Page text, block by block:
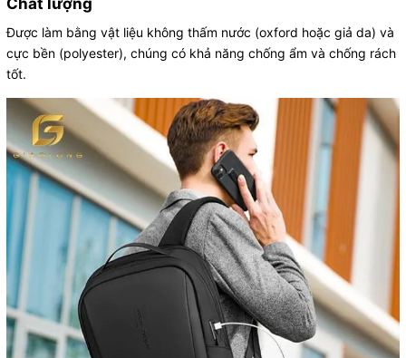
Được làm bằng vật liệu không thấm nước (oxford hoặc giả da) và
cực bền (polyester), chúng có khả năng chống ẩm và chống rách
tốt.